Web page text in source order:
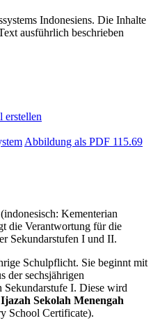
erstellen
Abbildung als PDF 115.69
(indonesisch: Kementerian
die Verantwortung für die
Sekundarstufen I und II.
Schulpflicht. Sie beginnt mit
der sechsjährigen
Sekundarstufe I. Diese wird
Ijazah Sekolah Menengah
School Certificate).